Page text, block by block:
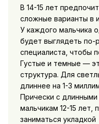
В 14-15 лет
сложные варианты в
У каждого мальчика
будет выглядеть
специалиста, чтобы
Густые и темные —
структура. Для
длиннее на 1-3
Прически с
мальчикам 12-15 лет,
заниматься укладкой